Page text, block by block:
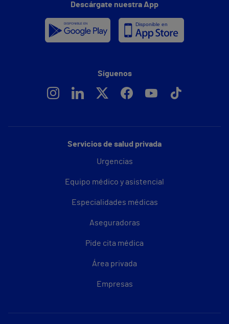
Servicios de salud privada
Urgencias
Equipo médico y asistencial
Especialidades médicas
Aseguradoras
Pide cita médica
Área privada
Empresas
Descárgate nuestra App
Síguenos